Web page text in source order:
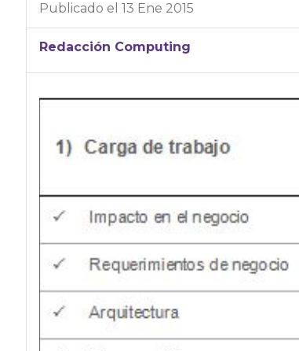
Publicado el 13 Ene 2015
Redacción Computing